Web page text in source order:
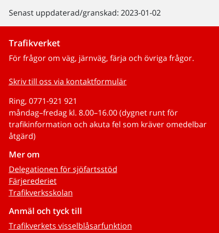
Senast uppdaterad/granskad: 2023-01-02
Trafikverket
För frågor om väg, järnväg, färja och övriga frågor.
Skriv till oss via kontaktformulär
Ring, 0771-921 921
måndag–fredag kl. 8.00–16.00 (dygnet runt för
trafikinformation och akuta fel som kräver omedelbar
åtgärd)
Mer om
Delegationen för sjöfartsstöd
Färjerederiet
Trafikverksskolan
Anmäl och tyck till
Trafikverkets visselblåsarfunktion